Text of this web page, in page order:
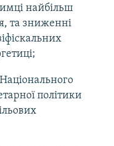
найбільш
та зниженні
політики